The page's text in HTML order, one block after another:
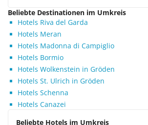
Beliebte Destinationen im Umkreis
Hotels Riva del Garda
Hotels Meran
Hotels Madonna di Campiglio
Hotels Bormio
Hotels Wolkenstein in Gröden
Hotels St. Ulrich in Gröden
Hotels Schenna
Hotels Canazei
Beliebte Hotels im Umkreis